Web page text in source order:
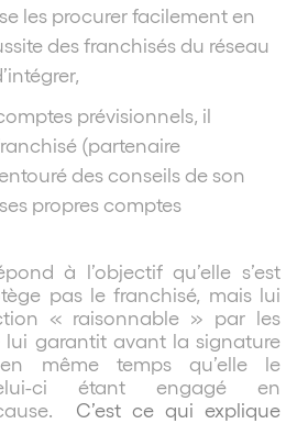
les procurer facilement en
des franchisés du réseau
prévisionnels, il
(partenaire
des conseils de son
propres comptes
à l’objectif qu’elle s’est
pas le franchisé, mais lui
« raisonnable » par les
lui garantit avant la signature
même temps qu’elle le
ci étant engagé en
C’est ce qui explique